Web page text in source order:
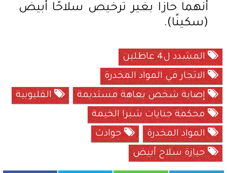
أنهما حازا بغير ترخيص سلاحًا أبيض
(سكينًا).
المشدد ل4 عاطلين
الاتجار في المواد المخدرة
إصابة شخص بعاهة مستديمة
القليوبية
محكمة جنايات شبرا الخيمة
المواد المخدرة
حوادث
حيازة سلاح أبيض